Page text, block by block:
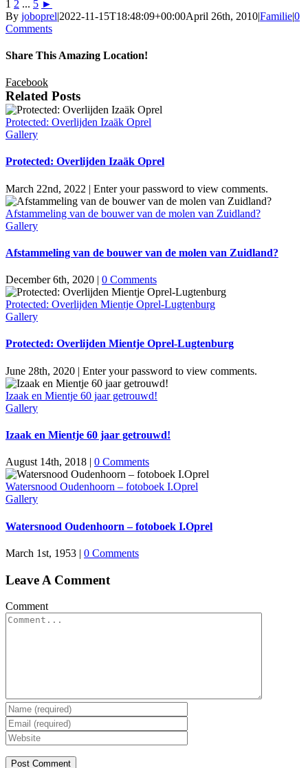
1 2 ... 5 ►
By joboprel|2022-11-15T18:48:09+00:00April 26th, 2010|Familie|0
Comments
Share This Amazing Location!
Facebook
Related Posts
Protected: Overlijden Izaäk Oprel
Gallery
Protected: Overlijden Izaäk Oprel
March 22nd, 2022 | Enter your password to view comments.
Afstammeling van de bouwer van de molen van Zuidland?
Gallery
Afstammeling van de bouwer van de molen van Zuidland?
December 6th, 2020 | 0 Comments
Protected: Overlijden Mientje Oprel-Lugtenburg
Gallery
Protected: Overlijden Mientje Oprel-Lugtenburg
June 28th, 2020 | Enter your password to view comments.
Izaak en Mientje 60 jaar getrouwd!
Gallery
Izaak en Mientje 60 jaar getrouwd!
August 14th, 2018 | 0 Comments
Watersnood Oudenhoorn – fotoboek I.Oprel
Gallery
Watersnood Oudenhoorn – fotoboek I.Oprel
March 1st, 1953 | 0 Comments
Leave A Comment
Comment